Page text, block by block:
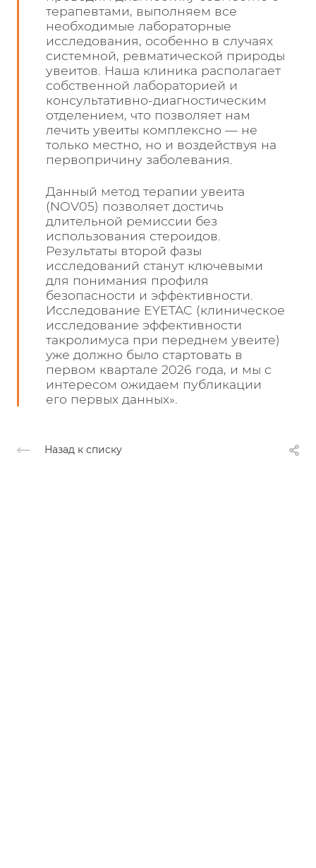
терапевтами, выполняем все
необходимые лабораторные
исследования, особенно в случаях
системной, ревматической природы
увеитов. Наша клиника располагает
собственной лабораторией и
консультативно-диагностическим
отделением, что позволяет нам
лечить увеиты комплексно — не
только местно, но и воздействуя на
первопричину заболевания.
Данный метод терапии увеита
(NOV05) позволяет достичь
длительной ремиссии без
использования стероидов.
Результаты второй фазы
исследований станут ключевыми
для понимания профиля
безопасности и эффективности.
Исследование EYETAC (клиническое
исследование эффективности
такролимуса при переднем увеите)
уже должно было стартовать в
первом квартале 2026 года, и мы с
интересом ожидаем публикации
его первых данных».
Назад к списку